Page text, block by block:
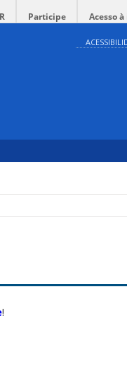
Participe Acesso
!